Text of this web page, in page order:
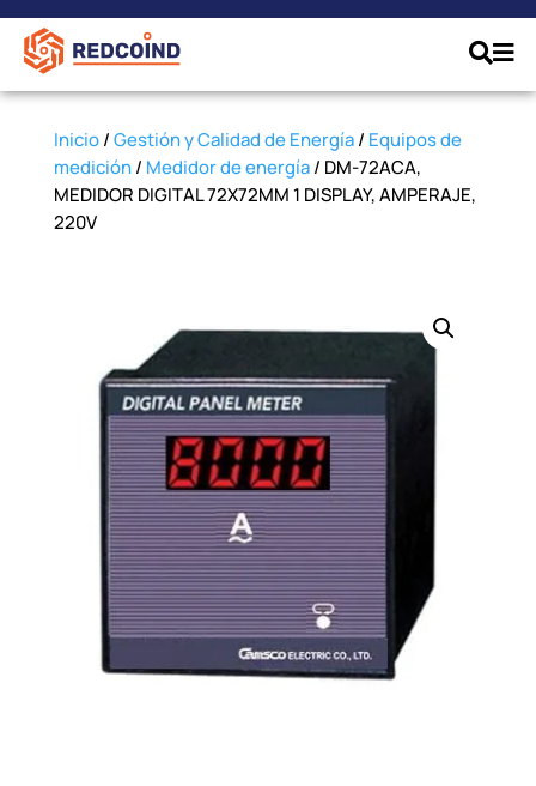
Inicio/Gestión y Calidad de Energía/ Equipos de
medición/ Medidor de energía/ DM-72ACA,
MEDIDOR DIGITAL 72X72MM 1 DISPLAY, AMPERAJE,
220V